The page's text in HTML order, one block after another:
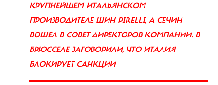
КРУПНЕЙШЕМ ИТАЛЬЯНСКОМ
ПРОИЗВОДИТЕЛЕ ШИН PIRELLI, А СЕЧИН
ВОШЕЛ В СОВЕТ ДИРЕКТОРОВ КОМПАНИИ. В
БРЮССЕЛЕ ЗАГОВОРИЛИ, ЧТО ИТАЛИЯ
БЛОКИРУЕТ САНКЦИИ